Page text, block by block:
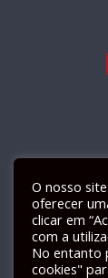
O nosso
oferecer
clicar em
com a
No entanto
cookies"